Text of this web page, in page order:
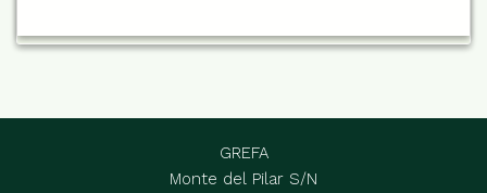
GREFA
Monte del Pilar S/N